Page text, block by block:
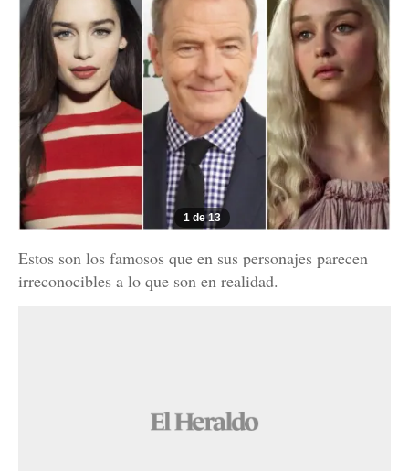
1 de 13
Estos son los famosos que en sus personajes parecen
irreconocibles a lo que son en realidad.